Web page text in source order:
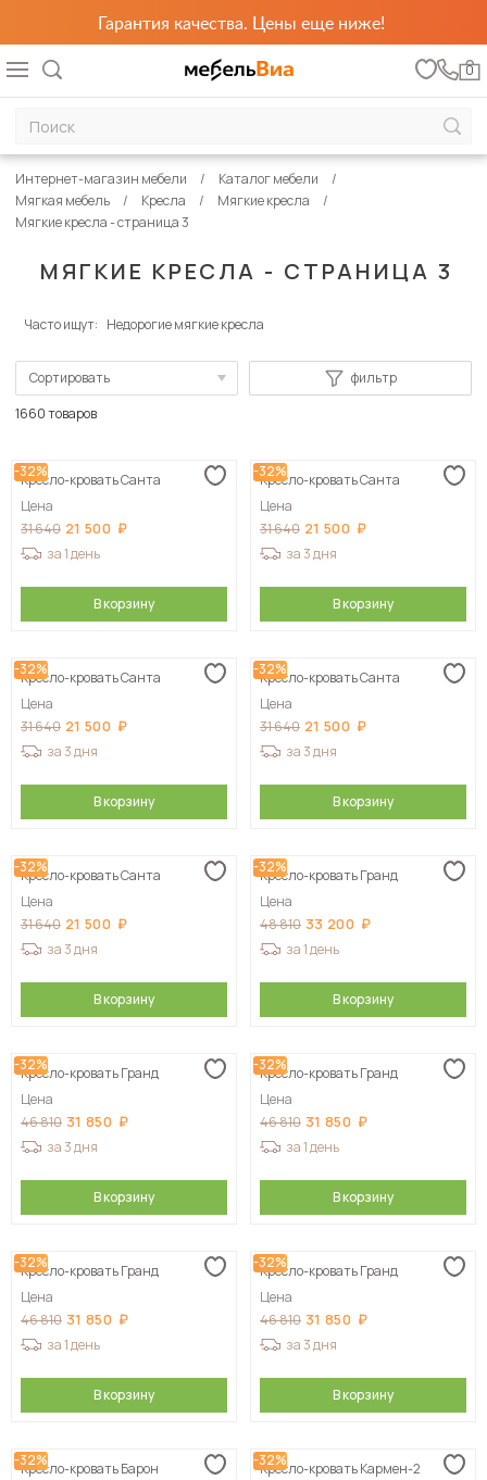
Гарантия качества. Цены еще ниже!
0
МЯГКИЕ КРЕСЛА - СТРАНИЦА 3
Интернет-магазин мебели
Каталог мебели
Мягкая мебель
Кресла
Мягкие кресла
Мягкие кресла - страница 3
Часто ищут: Недорогие мягкие кресла
Сортировать
По популярности
Сначала дорогие
фильтр
1660 товаров
-32%
Кресло-кровать Санта
Цена
31 640 21 500
за 1 день
В корзину
-32%
Кресло-кровать Санта
Цена
31 640 21 500
за 3 дня
В корзину
-32%
Кресло-кровать Санта
Цена
31 640 21 500
за 3 дня
В корзину
-32%
Кресло-кровать Санта
Цена
31 640 21 500
за 3 дня
В корзину
-32%
Кресло-кровать Санта
Цена
31 640 21 500
за 3 дня
В корзину
-32%
Кресло-кровать Гранд
Цена
48 810 33 200
за 1 день
В корзину
-32%
Кресло-кровать Гранд
Цена
46 810 31 850
за 3 дня
В корзину
-32%
Кресло-кровать Гранд
Цена
46 810 31 850
за 1 день
В корзину
-32%
Кресло-кровать Гранд
Цена
46 810 31 850
за 1 день
В корзину
-32%
Кресло-кровать Гранд
Цена
46 810 31 850
за 3 дня
В корзину
-32%
Кресло-кровать Барон
-32%
Кресло-кровать Кармен-2